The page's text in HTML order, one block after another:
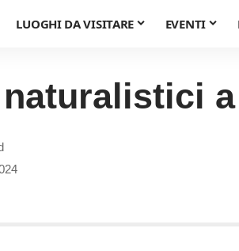
LUOGHI DA VISITARE EVENTI